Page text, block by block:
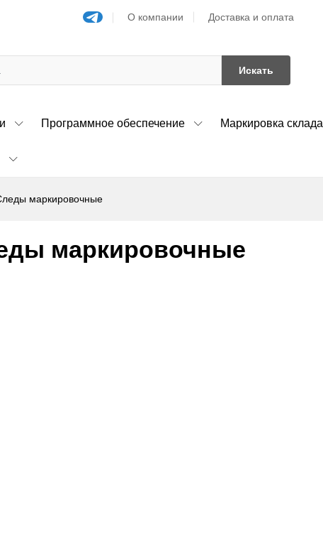
О компании Доставка и оплата
Искать
Программное обеспечение Маркировка склада
маркировочные
маркировочные